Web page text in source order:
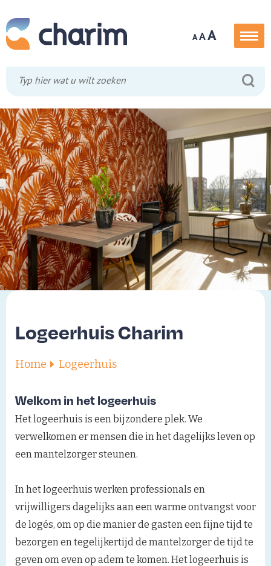
AAA
Logeerhuis Charim
Home Logeerhuis
Welkom in het logeerhuis
Het logeerhuis is een bijzondere plek. We
verwelkomen er mensen die in het dagelijks leven op
een mantelzorger steunen.
In het logeerhuis werken professionals en
vrijwilligers dagelijks aan een warme ontvangst voor
de logés, om op die manier de gasten een fijne tijd te
bezorgen en tegelijkertijd de mantelzorger de tijd te
geven om even op adem te komen. Het logeerhuis is